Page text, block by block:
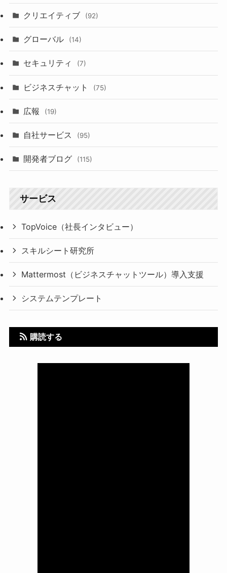
クリエイティブ (92)
グローバル (14)
セキュリティ (7)
ビジネスチャット (75)
広報 (19)
自社サービス (95)
開発者ブログ (115)
サービス
TopVoice（社長インタビュー）
スキルシート研究所
Mattermost（ビジネスチャットツール）導入支援
システムテンプレート
購読する